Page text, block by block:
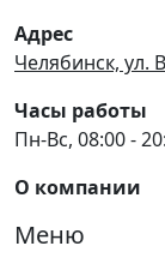
Адрес
Челябинск, ул.
Часы работы
Пн-Вс, 08:00 -
О компании
Меню